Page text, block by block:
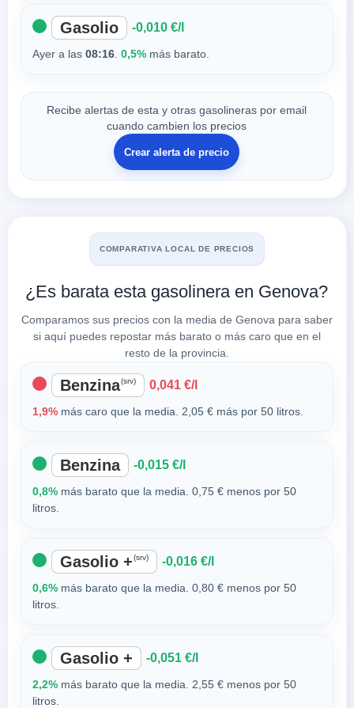
Gasolio -0,010 €/l
Ayer a las 08:16. 0,5%más barato.
Recibe alertas de esta y otras gasolineras por email
cuando cambien los precios
Crear alerta de precio
COMPARATIVA LOCAL DE PRECIOS
¿Es barata esta gasolinera en Genova?
Comparamos sus precios con la media de Genova para saber
si aquí puedes repostar más barato o más caro que en el
resto de la provincia.
Benzina(srv) 0,041 €/l
1,9%más caro que la media. 2,05 € más por 50 litros.
Benzina -0,015 €/l
0,8%más barato que la media. 0,75 € menos por 50
litros.
Gasolio +(srv) -0,016 €/l
0,6%más barato que la media. 0,80 € menos por 50
litros.
Gasolio + -0,051 €/l
2,2%más barato que la media. 2,55 € menos por 50
litros.